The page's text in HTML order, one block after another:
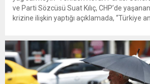
ve Parti Sözcüsü Suat Kılıç, CHP’de
krizine ilişkin yaptığı açıklamada, “Türkiye
olun. Türkiye’yi...